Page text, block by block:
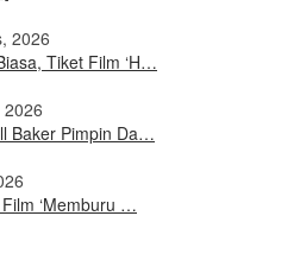
2026
Tiket Film ‘H…
Baker Pimpin Da…
‘Memburu …